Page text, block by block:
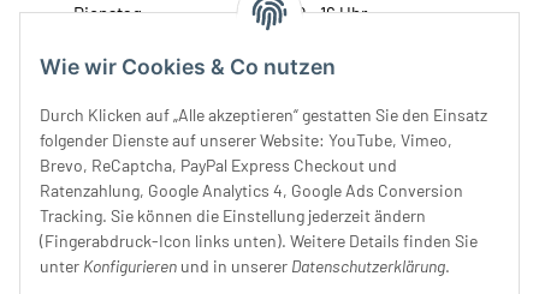
Wie wir Cookies & Co nutzen
Durch Klicken auf „Alle akzeptieren“ gestatten Sie den Einsatz
folgender Dienste auf unserer Website: YouTube, Vimeo,
Brevo, ReCaptcha, PayPal Express Checkout und
Ratenzahlung, Google Analytics 4, Google Ads Conversion
Tracking. Sie können die Einstellung jederzeit ändern
(Fingerabdruck-Icon links unten). Weitere Details finden Sie
unter Konfigurieren und in unserer Datenschutzerklärung.
Dienstag:
10 - 16 Uhr
Donnerstag:
10 - 18 Uhr
Samstag:
10 - 14 Uhr
Unser Service
Rechtliches